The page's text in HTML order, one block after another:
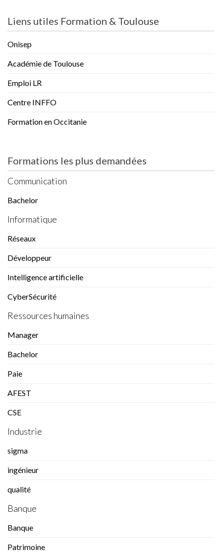
Liens utiles Formation & Toulouse
Onisep
Académie de Toulouse
Emploi LR
Centre INFFO
Formation en Occitanie
Formations les plus demandées
Communication
Bachelor
Informatique
Réseaux
Développeur
Intelligence artificielle
CyberSécurité
Ressources humaines
Manager
Bachelor
Paie
AFEST
CSE
Industrie
sigma
ingénieur
qualité
Banque
Banque
Patrimoine